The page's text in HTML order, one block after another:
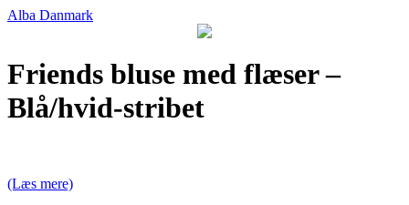
Alba Danmark
Friends bluse med flæser –
Blå/hvid-stribet
(Læs mere)